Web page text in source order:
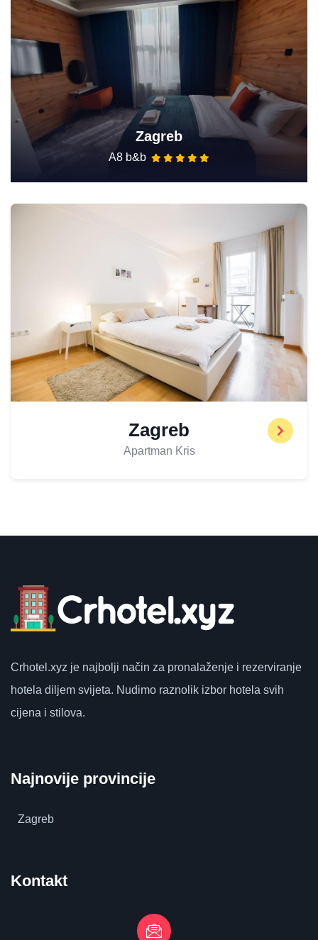
Zagreb
A8 b&b
Zagreb
Apartman Kris
Crhotel.xyz je najbolji način za pronalaženje i rezerviranje
hotela diljem svijeta. Nudimo raznolik izbor hotela svih
cijena i stilova.
Najnovije provincije
Zagreb
Kontakt